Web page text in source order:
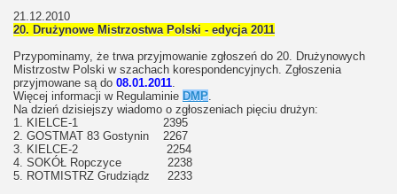
21.12.2010
20. Drużynowe Mistrzostwa Polski - edycja 2011
Przypominamy, że trwa przyjmowanie zgłoszeń do 20. Drużynowych
Mistrzostw Polski w szachach korespondencyjnych. Zgłoszenia
przyjmowane są do 08.01.2011
Więcej informacji w Regulaminie DMP
Na dzień dzisiejszy wiadomo o zgłoszeniach pięciu drużyn:
1. KIELCE-1 2395
2. GOSTMAT 83 Gostynin 2267
3. KIELCE-2 2254
4. SOKÓŁ Ropczyce 2238
5. ROTMISTRZ Grudziądz 2233